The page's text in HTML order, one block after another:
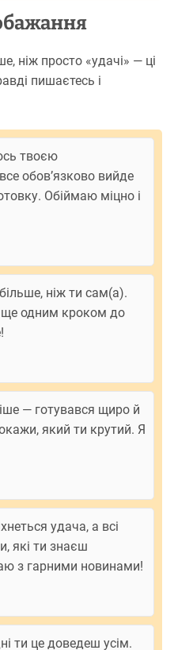
ніж просто «удачі» — ці
пишаєтесь і
твоєю
обов’язково вийде
Обіймаю міцно і
ніж ти сам(а).
ще одним кроком до
— готувався щиро й
який ти крутий. Я
удача, а всі
які ти знаєш
з гарними новинами!
ти це доведеш усім.